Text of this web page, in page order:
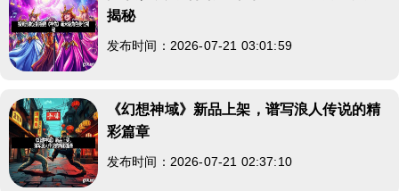
揭秘
发布时间：2026-07-21 03:01:59
《幻想神域》新品上架，谱写浪人传说的精
彩篇章
发布时间：2026-07-21 02:37:10